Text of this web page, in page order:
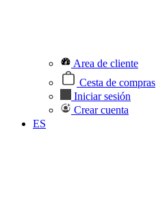
Area de cliente
Cesta de compras
Iniciar sesión
Crear cuenta
ES